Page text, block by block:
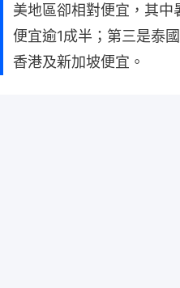
美地區卻相對便宜，其
便宜逾1成半；第三是泰
香港及新加坡便宜。